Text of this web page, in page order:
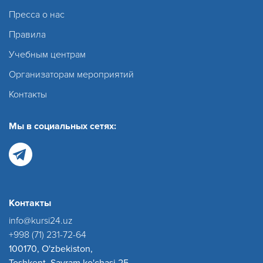
Пресса о нас
Правила
Учебным центрам
Организаторам мероприятий
Контакты
Мы в социальных сетях:
Контакты
info@kursi24.uz
+998 (71) 231-72-64
100170, O'zbekiston,